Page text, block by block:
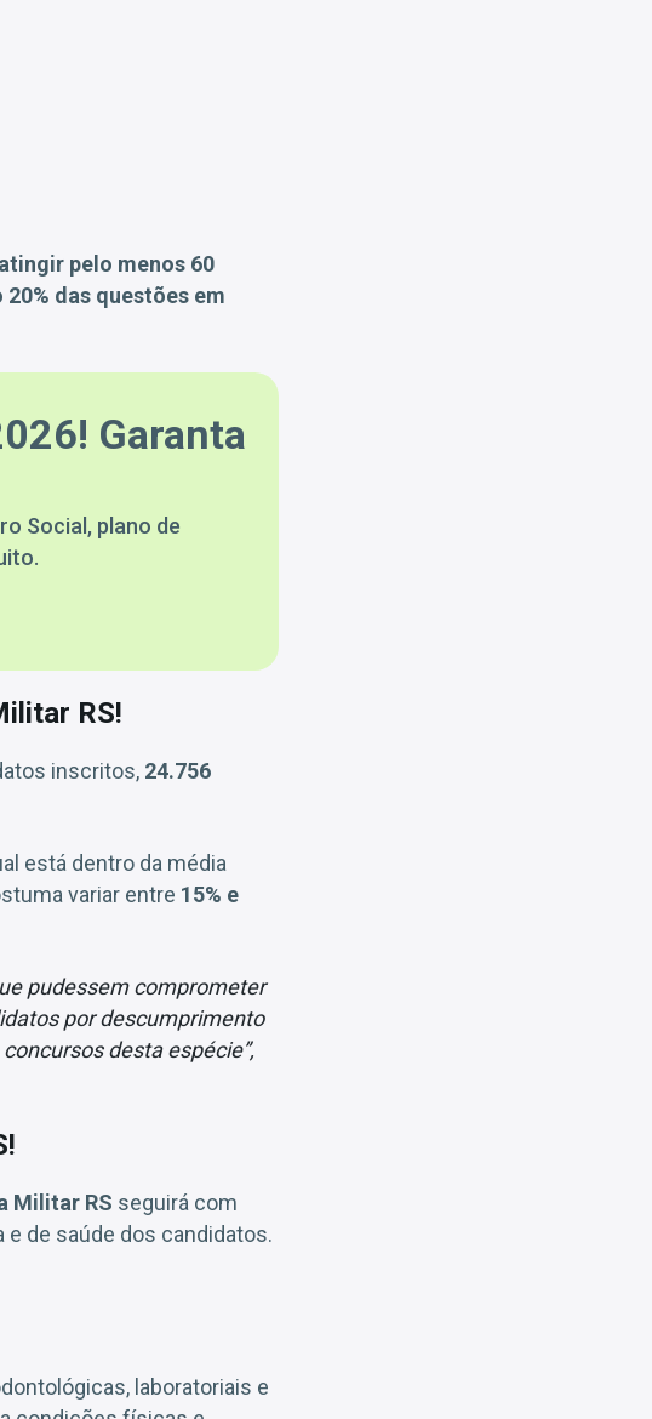
atingir pelo menos 60
das questões em
Garanta
Social, plano de
RS!
inscritos, 24.756
está dentro da média
variar entre 15% e
pudessem comprometer
por descumprimento
desta espécie”,
Militar RS seguirá com
de saúde dos candidatos.
laboratoriais e